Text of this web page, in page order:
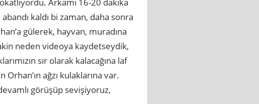
Arkamı 16-20 dakika
kaldı bi zaman, daha sonra
gülerek, hayvan, muradına
neden videoya kaydetseydik,
sır olarak kalacağına laf
ağzı kulaklarına var.
görüşüp sevişiyoruz,